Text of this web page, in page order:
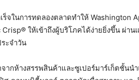
ร็จในการทดลองตลาดทำให้ Washington
Crisp® ให้เข้าถึงผู้บริโภคได้ง่ายยิ่งขึ้น ผ่า
ะจำวัน
ากห้างสรรพสินค้าและซูเปอร์มาร์เก็ตชั้น